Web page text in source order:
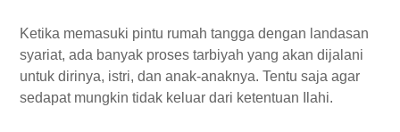
Ketika memasuki pintu rumah tangga dengan landasan
syariat, ada banyak proses tarbiyah yang akan dijalani
untuk dirinya, istri, dan anak-anaknya. Tentu saja agar
sedapat mungkin tidak keluar dari ketentuan Ilahi.